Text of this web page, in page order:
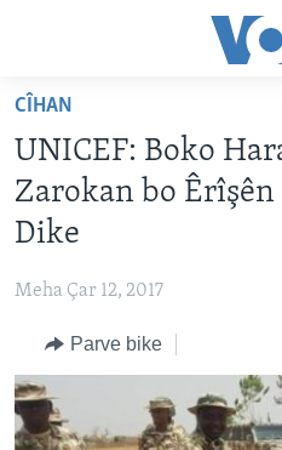
Yekser
naveroka
serekî
Yekser
here
Malpera
Yekser
here
Lêgerînê
VÎDYO GALERÎ
RADYO
HEVPEYVÎN
HERÊMÊN KURDAN
TIRKÎYE
SÛRÎYE
ÎRAQ
ÎRAN
CÎHAN
UNICEF: Boko
Zarokan bo
Dike
Meha Çar 12, 2017
Parve bike